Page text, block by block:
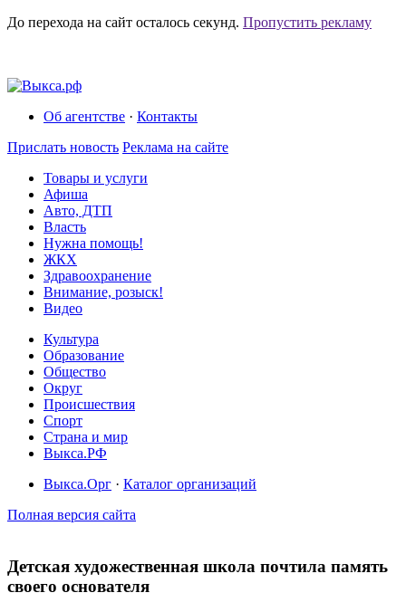
До перехода на сайт осталось секунд. Пропустить рекламу
Об агентстве · Контакты
Прислать новость Реклама на сайте
Товары и услуги
Афиша
Авто, ДТП
Власть
Нужна помощь!
ЖКХ
Здравоохранение
Внимание, розыск!
Видео
Культура
Образование
Общество
Округ
Происшествия
Спорт
Страна и мир
Выкса.РФ
Выкса.Орг · Каталог организаций
Полная версия сайта
Детская художественная школа почтила память
своего основателя